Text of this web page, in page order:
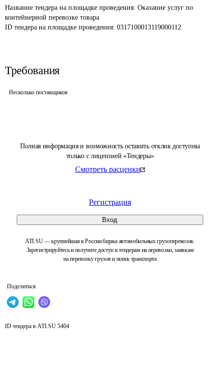
Полная информация и возможность оставить отклик доступны
только с лицензией «Тендеры»
Смотреть расценки
Регистрация
Вход
ATI.SU — крупнейшая в России биржа автомобильных грузоперевозок.
Зарегистрируйтесь и получите доступ к тендерам на перевозки, заявкам
на перевозку грузов и поиск транспорта
Поделиться
Название тендера на площадке проведения: Оказание услуг по
контейнерной перевозке товара
ID тендера на площадке проведения: 0317100013119000112
Требования
Несколько поставщиков
ID тендера в ATI.SU 5404